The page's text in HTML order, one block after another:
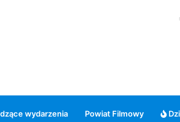
wydarzenia Powiat Filmowy